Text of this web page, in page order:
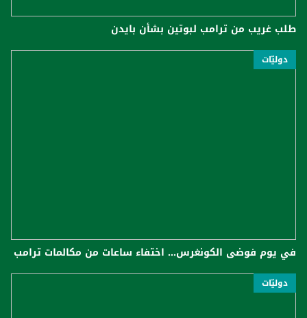
طلب غريب من ترامب لبوتين بشأن بايدن
دوليّات
في يوم فوضى الكونغرس... اختفاء ساعات من مكالمات ترامب
دوليّات